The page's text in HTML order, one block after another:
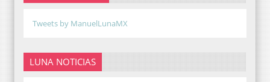
Tweets by ManuelLunaMX
LUNA NOTICIAS